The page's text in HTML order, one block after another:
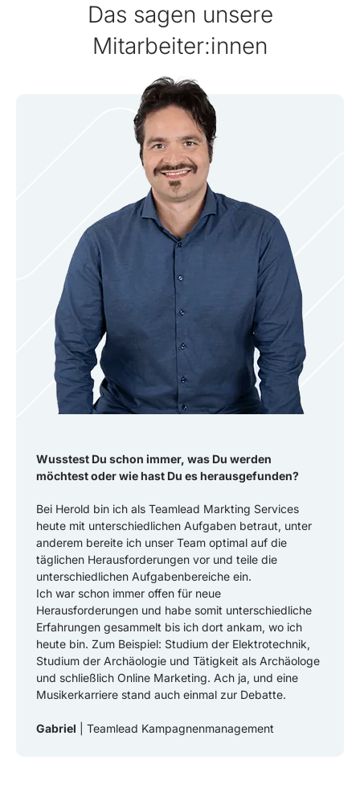
Das sagen unsere
Mitarbeiter:innen
Wusstest Du schon immer, was Du werden
möchtest oder wie hast Du es herausgefunden?
Bei Herold bin ich als Teamlead Markting Services
heute mit unterschiedlichen Aufgaben betraut, unter
anderem bereite ich unser Team optimal auf die
täglichen Herausforderungen vor und teile die
unterschiedlichen Aufgabenbereiche ein.
Ich war schon immer offen für neue
Herausforderungen und habe somit unterschiedliche
Erfahrungen gesammelt bis ich dort ankam, wo ich
heute bin. Zum Beispiel: Studium der Elektrotechnik,
Studium der Archäologie und Tätigkeit als Archäologe
und schließlich Online Marketing. Ach ja, und eine
Musikerkarriere stand auch einmal zur Debatte.
Gabriel | Teamlead Kampagnenmanagement